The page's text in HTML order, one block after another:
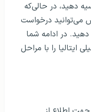
دهید، در حالی‌که
می‌توانید درخواست
در ادامه شما
ایتالیا را با مراحل